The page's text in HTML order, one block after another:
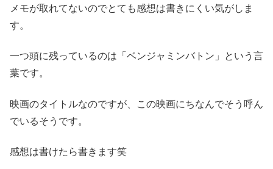
メモが取れてないのでとても感想は書きにくい気がしま
す。
一つ頭に残っているのは「ベンジャミンバトン」という言
葉です。
映画のタイトルなのですが、この映画にちなんでそう呼ん
でいるそうです。
感想は書けたら書きます笑